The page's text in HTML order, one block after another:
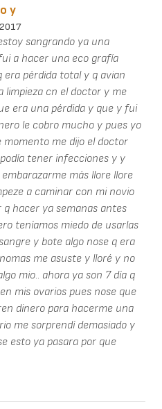
y
sangrando ya una
a hacer una eco grafía
era pérdida total y q avian
limpieza cn el doctor y me
era una pérdida y que y fui
le cobro mucho y pues yo
momento me dijo el doctor
tener infecciones y y
más llore llore
a caminar con mi novio
hacer ya semanas antes
teníamos miedo de usarlas
y bote algo nose q era
me asuste y lloré y no
mio.. ahora ya son 7 día q
mis ovarios pues nose que
dinero para hacerme una
me sorprendí demasiado y
esto ya pasara por que